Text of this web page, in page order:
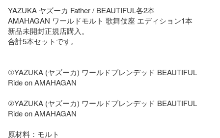
YAZUKA ヤズーカ Father / BEAUTIFUL各2本
AMAHAGAN ワールドモルト 歌舞伎座 エディション1本
新品未開封正規店購入。
合計5本セットです。
①YAZUKA (ヤズーカ) ワールドブレンデッド BEAUTIFUL
Ride on AMAHAGAN
②YAZUKA (ヤズーカ) ワールドブレンデッド BEAUTIFUL
Ride on AMAHAGAN
原材料：モルト